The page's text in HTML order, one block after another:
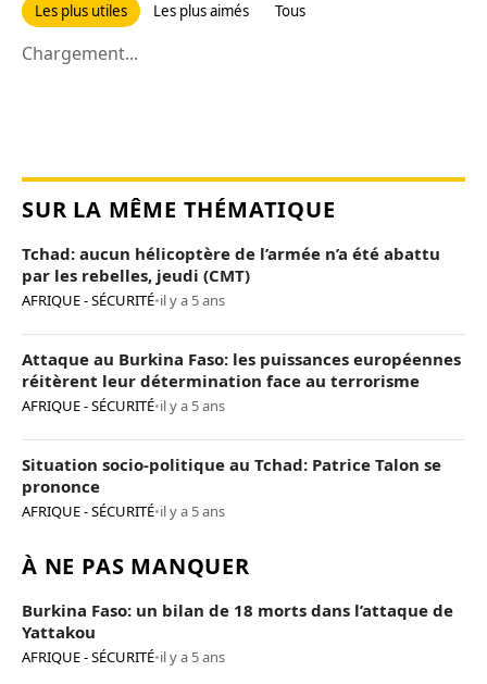
Les plus utiles Les plus aimés Tous
Chargement...
SUR LA MÊME THÉMATIQUE
Tchad: aucun hélicoptère de l’armée n’a été abattu
par les rebelles, jeudi (CMT)
AFRIQUE - SÉCURITÉ•il y a 5 ans
Attaque au Burkina Faso: les puissances européennes
réitèrent leur détermination face au terrorisme
AFRIQUE - SÉCURITÉ•il y a 5 ans
Situation socio-politique au Tchad: Patrice Talon se
prononce
AFRIQUE - SÉCURITÉ•il y a 5 ans
À NE PAS MANQUER
Burkina Faso: un bilan de 18 morts dans l’attaque de
Yattakou
AFRIQUE - SÉCURITÉ•il y a 5 ans